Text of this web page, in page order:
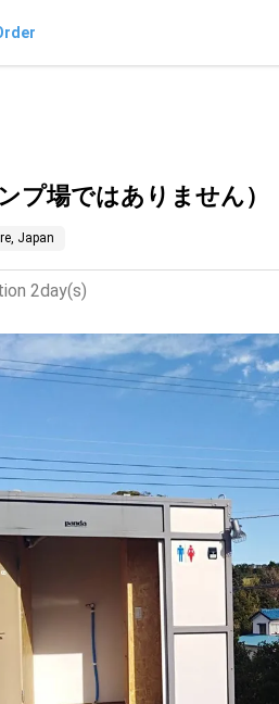
プ場ではありません）
Japan
2day(s)